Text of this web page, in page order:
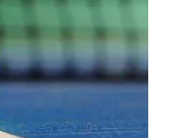
À
AIX-
?